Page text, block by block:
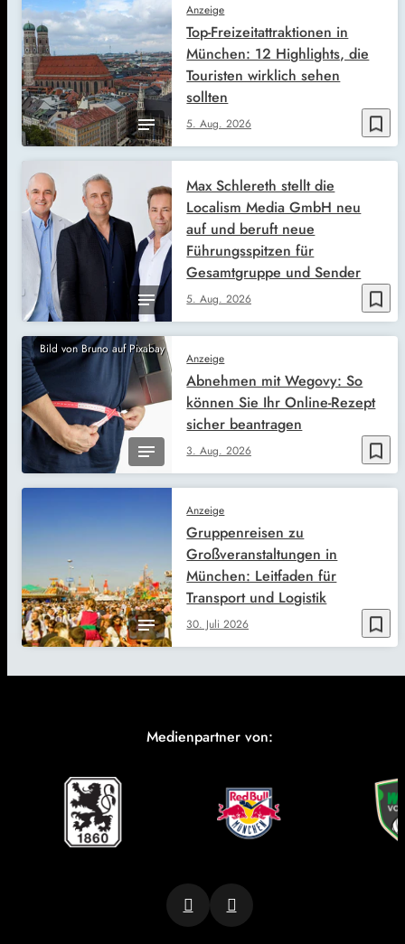
bookmark_border
Anzeige
5. Aug. 2026
Top-Freizeitattraktionen in
München: 12 Highlights, die
Touristen wirklich sehen
sollten
bookmark_border
5. Aug. 2026
Max Schlereth stellt die
Localism Media GmbH neu
auf und beruft neue
Führungsspitzen für
Gesamtgruppe und Sender
Bild von Bruno auf Pixabay
bookmark_border
Anzeige
3. Aug. 2026
Abnehmen mit Wegovy: So
können Sie Ihr Online-Rezept
sicher beantragen
bookmark_border
Anzeige
30. Juli 2026
Gruppenreisen zu
Großveranstaltungen in
München: Leitfaden für
Transport und Logistik
Medienpartner von: